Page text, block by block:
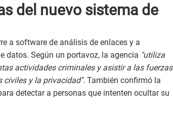
del nuevo sistema de
a software de análisis de enlaces y a
datos. Según un portavoz, la agencia "utiliza
actividades criminales y asistir a las fuerzas
civiles y la privacidad". También confirmó la
detectar a personas que intenten ocultar su